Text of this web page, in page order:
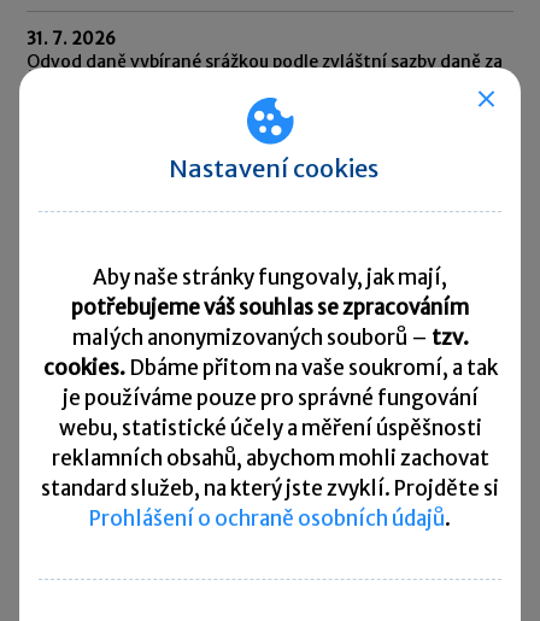
31. 7. 2026
Odvod daně vybírané srážkou podle zvláštní sazby daně za
červen 2026
Splatnost daně za červen 2026
Přehled všech termínů ►
Kurzovní lístek
Načítám
hodnoty
Načítám
hodnoty
Více ▼
Užitečné informace
Nastavení cookies
Aby naše stránky fungovaly, jak mají,
potřebujeme váš souhlas se zpracováním
malých anonymizovaných souborů – tzv.
cookies. Dbáme přitom na vaše soukromí, a tak
je používáme pouze pro správné fungování
webu, statistické účely a měření úspěšnosti
reklamních obsahů, abychom mohli zachovat
standard služeb, na který jste zvyklí. Projděte si
Prohlášení o ochraně osobních údajů.